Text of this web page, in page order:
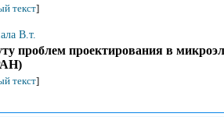
текст]
В.т.
проблем проектирования в
текст]